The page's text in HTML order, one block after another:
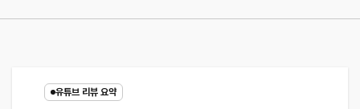
유튜브 리뷰 요약